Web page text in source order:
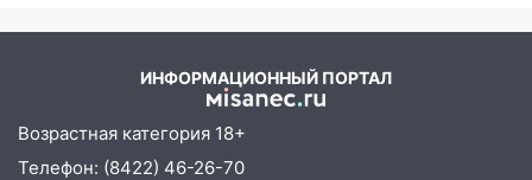
ИНФОРМАЦИОННЫЙ ПОРТАЛ
Возрастная категория 18+
Телефон: (8422) 46-26-70